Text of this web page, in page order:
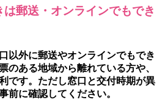
郵送・オンラインでもでき
以外に郵送やオンラインでもでき
のある地域から離れている方や、
です。ただし窓口と交付時期が異
前に確認してください。